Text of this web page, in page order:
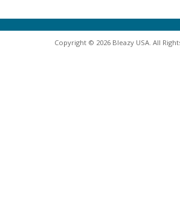
Copyright © 2026 Bleazy USA. All